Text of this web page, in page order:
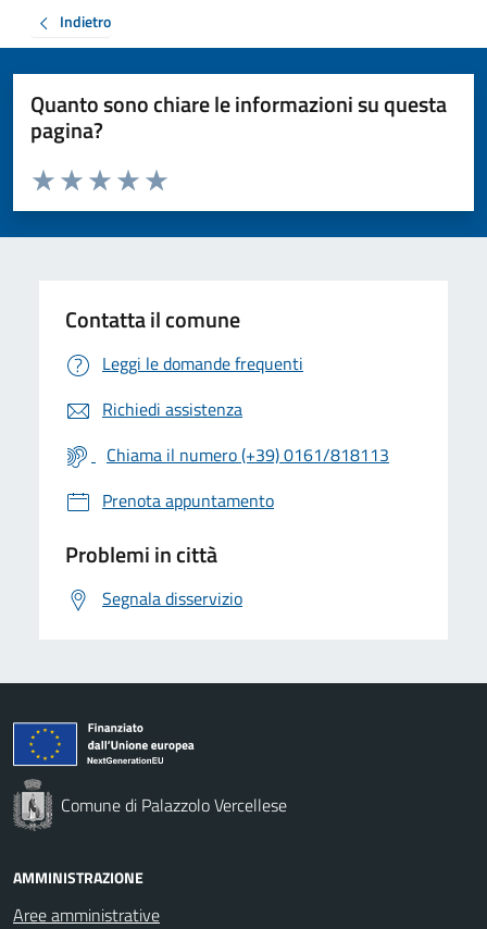
Indietro
Quanto sono chiare le informazioni su questa
pagina?
Valuta da 1 a 5 stelle la pagina
Valuta 5 stelle su 5
Valuta 4 stelle su 5
Valuta 3 stelle su 5
Valuta 2 stelle su 5
Valuta 1 stelle su 5
Contatta il comune
Leggi le domande frequenti
Richiedi assistenza
Chiama il numero (+39) 0161/818113
Prenota appuntamento
Problemi in città
Segnala disservizio
Comune di Palazzolo Vercellese
AMMINISTRAZIONE
Aree amministrative